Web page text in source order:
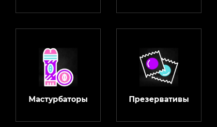
Мастурбаторы Презервативы